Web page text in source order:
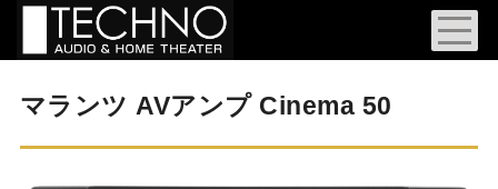
マランツ AVアンプ Cinema 50